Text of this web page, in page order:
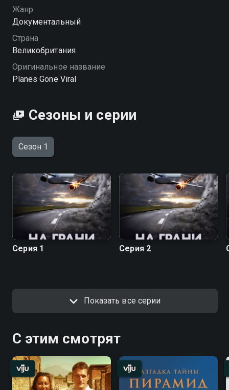
объясняют причины случившегося и показывают,
как наука и профессионализм пилотов помогают
избежать катастроф.
Жанр
Документальный
Страна
Великобритания
Оригинальное название
Planes Gone Viral
Сезоны и серии
Сезон 1
Серия 1 Серия 2
Показать все серии
С этим смотрят